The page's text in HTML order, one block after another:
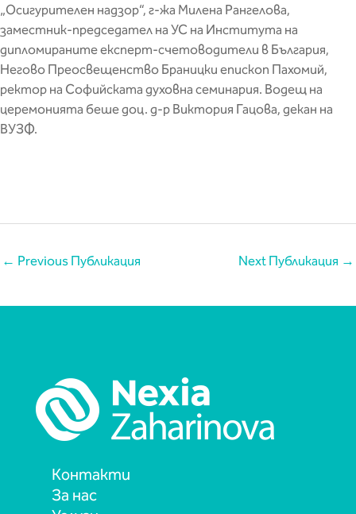
„Осигурителен надзор“, г-жа Милена Рангелова,
заместник-председател на УС на Института на
дипломираните експерт-счетоводители в България,
Негово Преосвещенство Браницки епископ Пахомий,
ректор на Софийската духовна семинария. Водещ на
церемонията беше доц. д-р Виктория Гацова, декан на
ВУЗФ.
← Previous Публикация Next Публикация →
Контакти
За нас